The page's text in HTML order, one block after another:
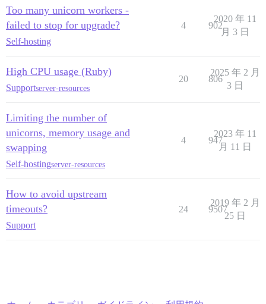
Too many unicorn workers -
failed to stop for upgrade?
Self-hosting
4 902
2020 年 11
月 3 日
High CPU usage (Ruby)
Supportserver-resources
20 806
2025 年 2 月
3 日
Limiting the number of
unicorns, memory usage and
swapping
Self-hostingserver-resources
4 947
2023 年 11
月 11 日
How to avoid upstream
timeouts?
Support
24 9507
2019 年 2 月
25 日